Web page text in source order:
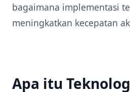
bagaimana implementasi
meningkatkan kecepatan
Apa itu